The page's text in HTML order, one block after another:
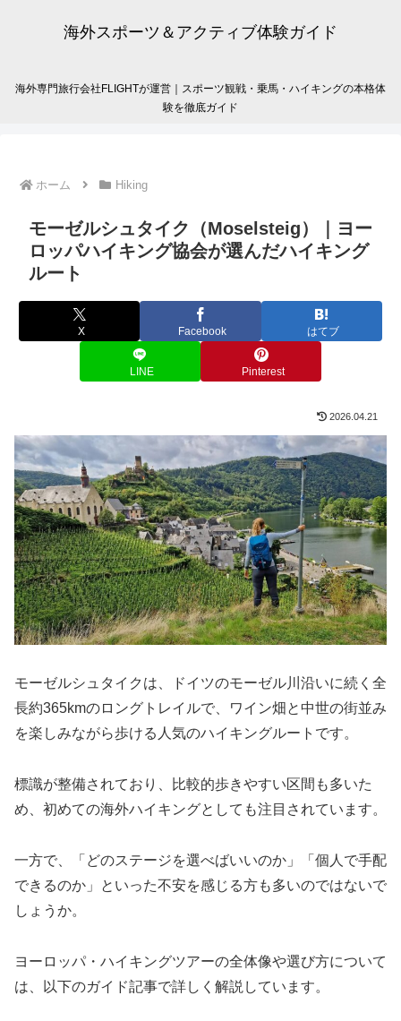
海外スポーツ＆アクティブ体験ガイド
海外専門旅行会社FLIGHTが運営｜スポーツ観戦・乗馬・ハイキングの本格体
験を徹底ガイド
ホーム Hiking
モーゼルシュタイク（Moselsteig）｜ヨー
ロッパハイキング協会が選んだハイキング
ルート
X Facebook はてブ
LINE Pinterest
2026.04.21
モーゼルシュタイクは、ドイツのモーゼル川沿いに続く全
長約365kmのロングトレイルで、ワイン畑と中世の街並み
を楽しみながら歩ける人気のハイキングルートです。
標識が整備されており、比較的歩きやすい区間も多いた
め、初めての海外ハイキングとしても注目されています。
一方で、「どのステージを選べばいいのか」「個人で手配
できるのか」といった不安を感じる方も多いのではないで
しょうか。
ヨーロッパ・ハイキングツアーの全体像や選び方について
は、以下のガイド記事で詳しく解説しています。